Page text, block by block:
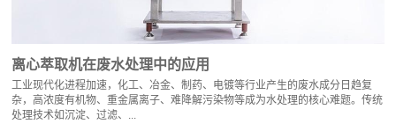
离心萃取机在废水处理中的应用
工业现代化进程加速，化工、冶金、制药、电镀等行业产生的废水成分日趋复
杂，高浓度有机物、重金属离子、难降解污染物等成为水处理的核心难题。传统
处理技术如沉淀、过滤、...